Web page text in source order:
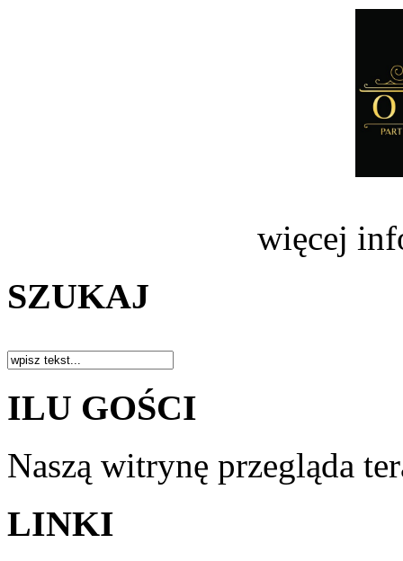
więcej
SZUKAJ
ILU GOŚCI
Naszą witrynę przegląda
LINKI